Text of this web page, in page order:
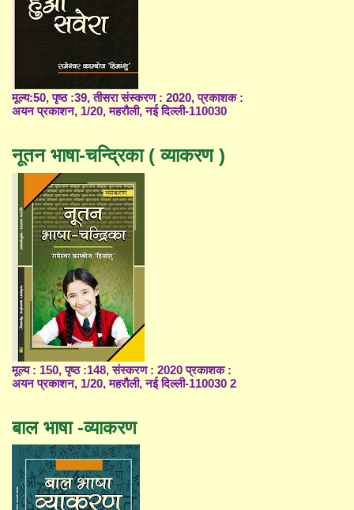
मूल्य:50, पृष्ठ :39, तीसरा संस्करण : 2020, प्रकाशक :
अयन प्रकाशन, 1/20, महरौली, नई दिल्ली-110030
नूतन भाषा-चन्द्रिका ( व्याकरण )
मूल्य : 150, पृष्ठ :148, संस्करण : 2020 प्रकाशक :
अयन प्रकाशन, 1/20, महरौली, नई दिल्ली-110030 2
बाल भाषा -व्याकरण